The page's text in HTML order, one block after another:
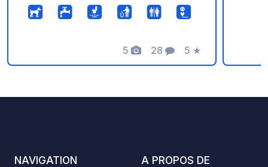
allemande. Réservation conseillée.
5
Photos
28
Commentaires
5
Note
★
NAVIGATION A PROPOS DE